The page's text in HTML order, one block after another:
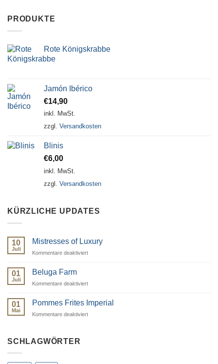
PRODUKTE
Rote Königskrabbe
Jamón Ibérico
€14,90
inkl. MwSt.
zzgl. Versandkosten
Blinis
€6,00
inkl. MwSt.
zzgl. Versandkosten
KÜRZLICHE UPDATES
10
Juli
Mistresses of Luxury
Kommentare deaktiviertfür
01
Juli
Beluga Farm
Kommentare deaktiviertfür
01
Mai
Pommes Frites Imperial
Kommentare deaktiviertfür
SCHLAGWÖRTER